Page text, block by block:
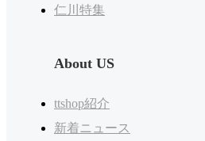
仁川特集
About US
ttshop紹介
新着ニュース